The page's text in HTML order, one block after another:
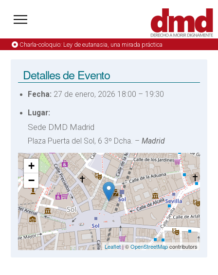
Charla-coloquio: Ley de eutanasia, una mirada práctica
Detalles de Evento
Fecha: 27 de enero, 2026 18:00 – 19:30
Lugar:
Sede DMD Madrid
Plaza Puerta del Sol, 6 3º Dcha. –Madrid
+
−
Leaflet| ©OpenStreetMapcontributors